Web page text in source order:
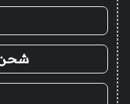
شحن